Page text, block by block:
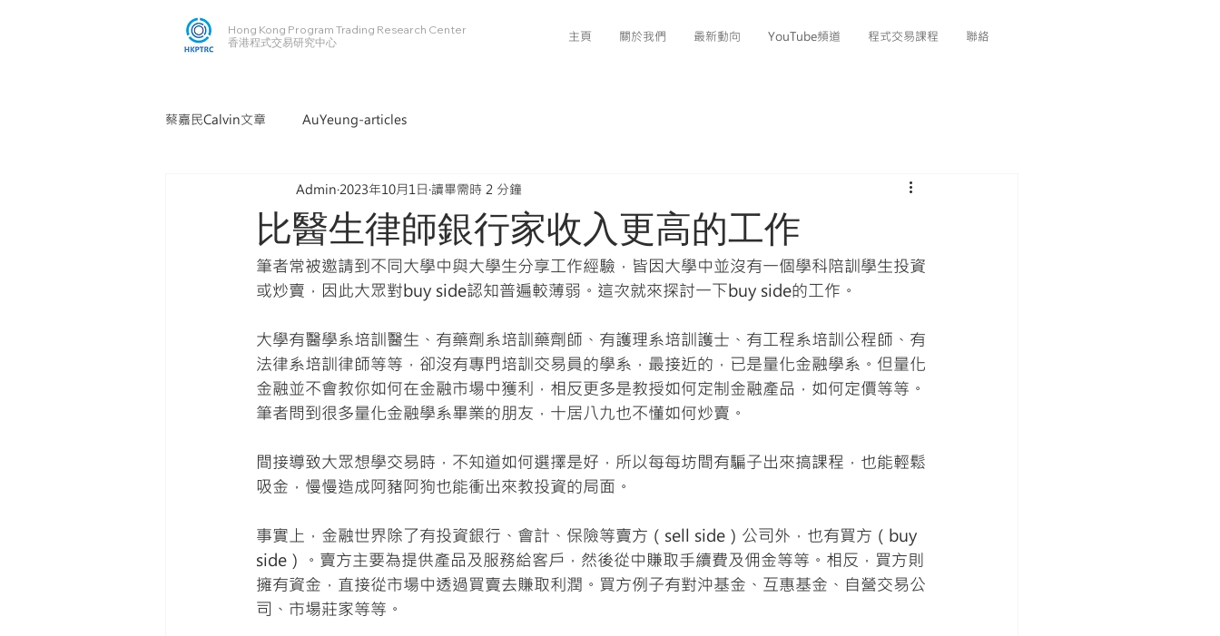
Hong Kong Program Trading Research Center
​​香港程式交易研究中心
主頁 關於我們 最新動向 YouTube頻道 程式交易課程 聯絡
蔡嘉民Calvin文章 AuYeung-articles
比醫生律師銀行家收入更高的工作
Admin 2023年10月1日 讀畢需時 2 分鐘
筆者常被邀請到不同大學中與大學生分享工作經驗，皆因大學中並沒有一個學科陪訓學生投資
或炒賣，因此大眾對buy side認知普遍較薄弱。這次就來探討一下buy side的工作。
大學有醫學系培訓醫生、有藥劑系培訓藥劑師、有護理系培訓護士、有工程系培訓公程師、有
法律系培訓律師等等，卻沒有專門培訓交易員的學系，最接近的，已是量化金融學系。但量化
金融並不會教你如何在金融市場中獲利，相反更多是教授如何定制金融產品，如何定價等等。
筆者問到很多量化金融學系畢業的朋友，十居八九也不懂如何炒賣。
間接導致大眾想學交易時，不知道如何選擇是好，所以每每坊間有騙子出來搞課程，也能輕鬆
吸金，慢慢造成阿豬阿狗也能衝出來教投資的局面。
事實上，金融世界除了有投資銀行、會計、保險等賣方（sell side）公司外，也有買方（buy
side）。賣方主要為提供產品及服務給客戶，然後從中賺取手續費及佣金等等。相反，買方則
擁有資金，直接從市場中透過買賣去賺取利潤。買方例子有對沖基金、互惠基金、自營交易公
司、市場莊家等等。